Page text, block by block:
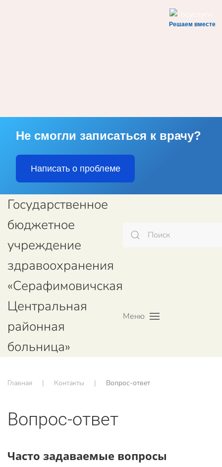
Решаем вместе
Не смогли записаться к врачу?
Написать о проблеме
Государственное
бюджетное
учреждение
здравоохранения
«Серафимовичская
Центральная
районная
больница»
Меню
Главная Контакты Вопрос-ответ
Вопрос-ответ
Часто задаваемые вопросы